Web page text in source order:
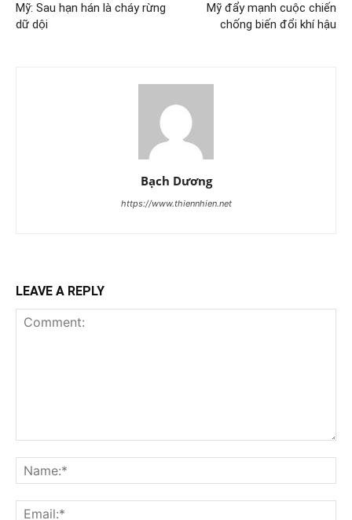
Mỹ: Sau hạn hán là cháy rừng
dữ dội
Mỹ đẩy mạnh cuộc chiến
chống biến đổi khí hậu
Bạch Dương
https://www.thiennhien.net
LEAVE A REPLY